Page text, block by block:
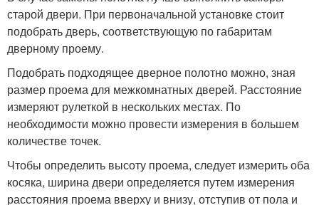
старой двери. При первоначальной установке стоит
подобрать дверь, соответствующую по габаритам
дверному проему.
Подобрать подходящее дверное полотно можно, зная
размер проема для межкомнатных дверей. Расстояние
измеряют рулеткой в нескольких местах. По
необходимости можно провести измерения в большем
количестве точек.
Чтобы определить высоту проема, следует измерить оба
косяка, ширина двери определяется путем измерения
расстояния проема вверху и внизу, отступив от пола и